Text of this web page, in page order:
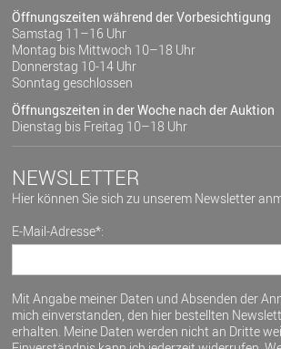
Öffnungszeiten während der Vorbesichtigung
Samstag 11–16 Uhr
Montag bis Mittwoch 10–18 Uhr
Donnerstag 10-14 Uhr
Sonntag geschlossen
Öffnungszeiten in der Woche nach der Auktion
Dienstag bis Freitag 10–18 Uhr
NEWSLETTER
Hier können Sie sich zu unserem Newsletter
E-Mail-Adresse*:
Mit Angabe meiner Daten und Absenden der
mich einverstanden, den hier bestellten
erhalten. Meine Daten werden nicht an Dritte